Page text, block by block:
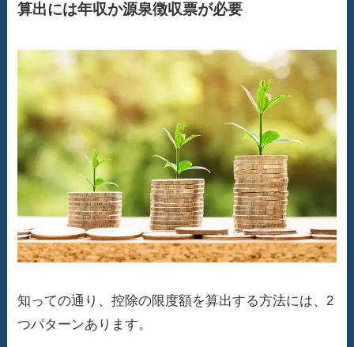
算出には年収か源泉徴収票が必要
知っての通り、控除の限度額を算出する方法には、2
つパターンあります。